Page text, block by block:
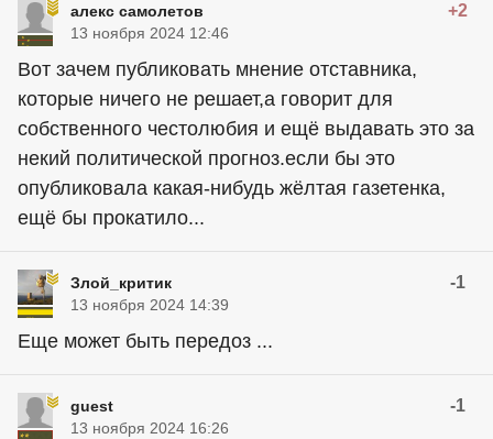
алекс самолетов +2
13 ноября 2024 12:46
Вот зачем публиковать мнение отставника,
которые ничего не решает,а говорит для
собственного честолюбия и ещё выдавать это за
некий политической прогноз.если бы это
опубликовала какая-нибудь жёлтая газетенка,
ещё бы прокатило...
Злой_критик -1
13 ноября 2024 14:39
Еще может быть передоз ...
guest -1
13 ноября 2024 16:26